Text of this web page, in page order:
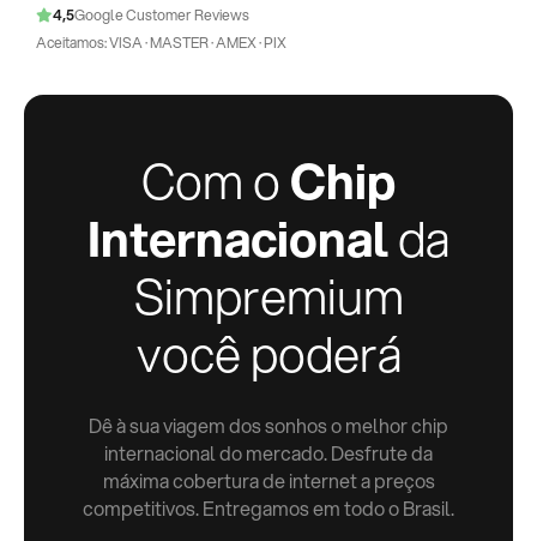
4,5Google Customer Reviews
Aceitamos: VISA · MASTER · AMEX · PIX
Com oChip
Internacionalda
Simpremium
você poderá
Dê à sua viagem dos sonhos o melhor chip
internacional do mercado. Desfrute da
máxima cobertura de internet a preços
competitivos. Entregamos em todo o Brasil.